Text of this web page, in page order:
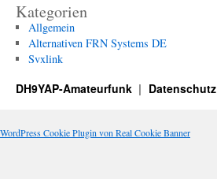
Kategorien
Allgemein
Alternativen FRN Systems DE
Svxlink
DH9YAP-Amateurfunk Datenschutz
WordPress Cookie Plugin von Real Cookie Banner